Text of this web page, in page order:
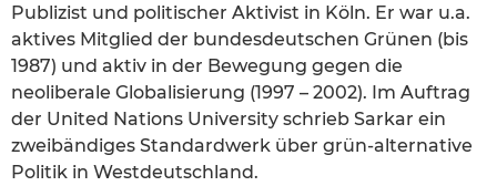
Publizist und politischer Aktivist in Köln. Er war u.a.
aktives Mitglied der bundesdeutschen Grünen (bis
1987) und aktiv in der Bewegung gegen die
neoliberale Globalisierung (1997 – 2002). Im Auftrag
der United Nations University schrieb Sarkar ein
zweibändiges Standardwerk über grün-alternative
Politik in Westdeutschland.